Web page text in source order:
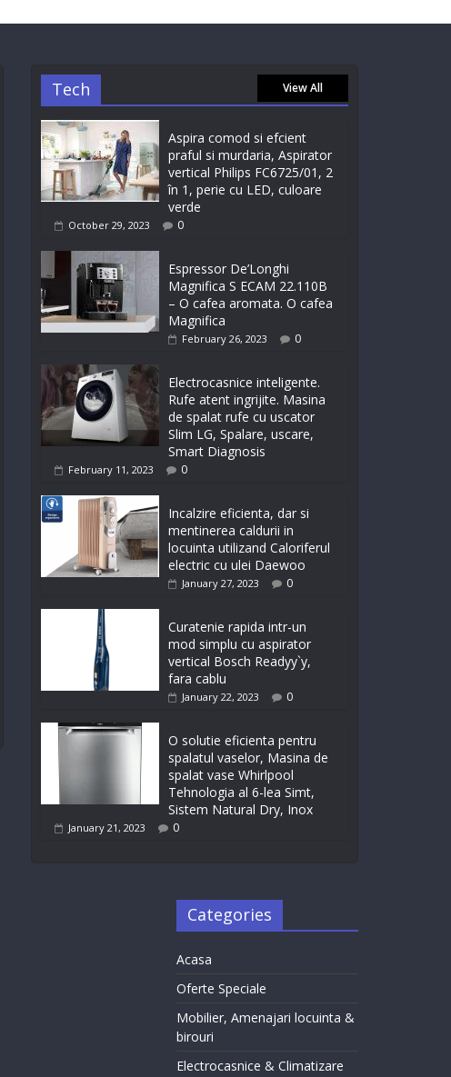
Tech View All
Aspira comod si efcient
praful si murdaria, Aspirator
vertical Philips FC6725/01, 2
în 1, perie cu LED, culoare
verde
October 29, 2023 0
Espressor De’Longhi
Magnifica S ECAM 22.110B
– O cafea aromata. O cafea
Magnifica
February 26, 2023 0
Electrocasnice inteligente.
Rufe atent ingrijite. Masina
de spalat rufe cu uscator
Slim LG, Spalare, uscare,
Smart Diagnosis
February 11, 2023 0
Incalzire eficienta, dar si
mentinerea caldurii in
locuinta utilizand Caloriferul
electric cu ulei Daewoo
January 27, 2023 0
Curatenie rapida intr-un
mod simplu cu aspirator
vertical Bosch Readyy`y,
fara cablu
January 22, 2023 0
O solutie eficienta pentru
spalatul vaselor, Masina de
spalat vase Whirlpool
Tehnologia al 6-lea Simt,
Sistem Natural Dry, Inox
January 21, 2023 0
Categories
Acasa
Oferte Speciale
Mobilier, Amenajari locuinta &
birouri
Electrocasnice & Climatizare